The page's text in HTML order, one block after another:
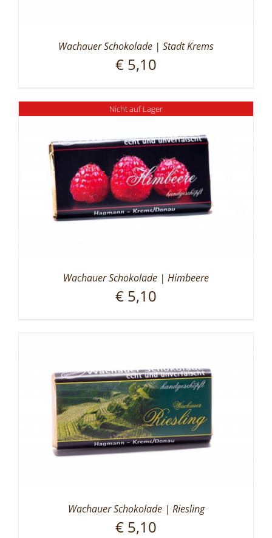
Wachauer Schokolade | Stadt Krems
€ 5,10
Nicht auf Lager
Wachauer Schokolade | Himbeere
€ 5,10
Wachauer Schokolade | Riesling
€ 5,10